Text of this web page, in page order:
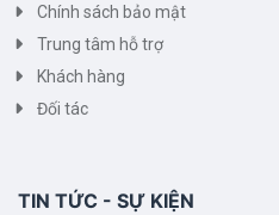
Chính sách bảo mật
Trung tâm hỗ trợ
Khách hàng
Đối tác
TIN TỨC - SỰ KIỆN